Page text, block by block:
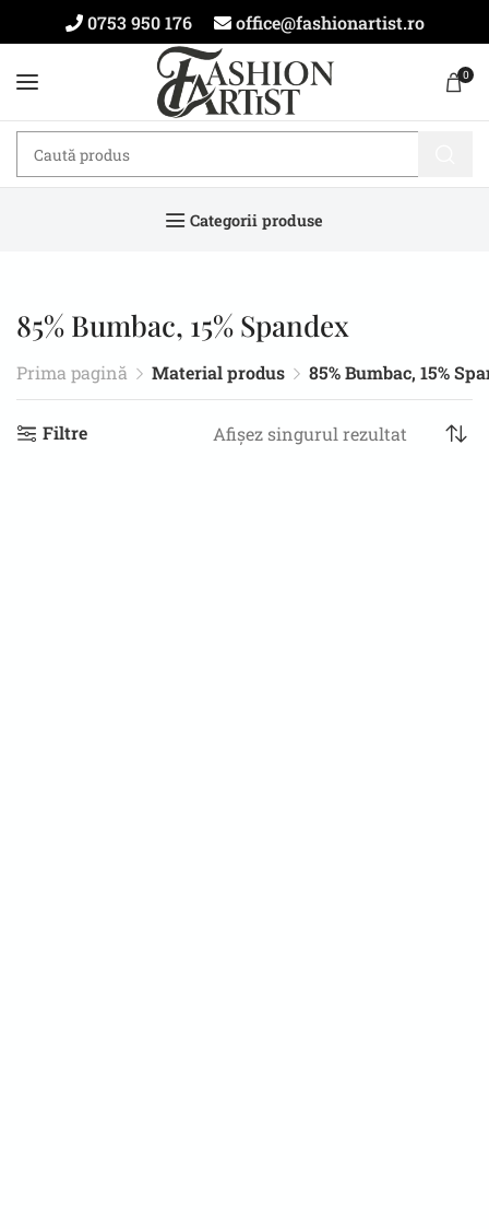
0753 950 176 office@fashionartist.ro
0
Categorii produse
85% Bumbac, 15% Spandex
Prima pagină Material produs 85% Bumbac, 15%
Filtre Afișez singurul rezultat